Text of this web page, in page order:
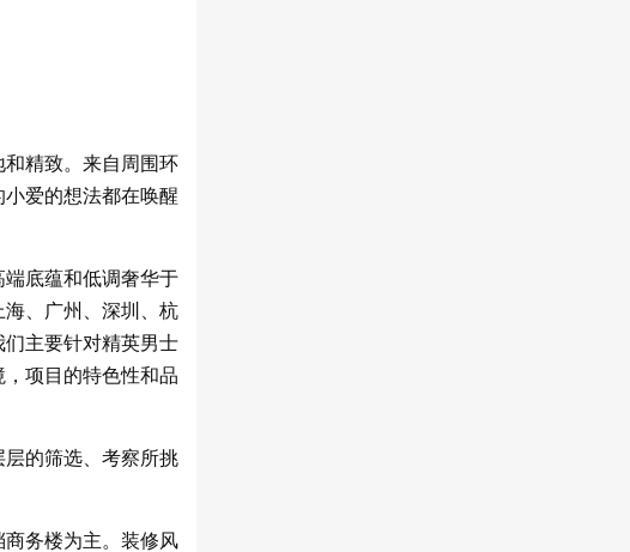
精致。来自周围环
爱的想法都在唤醒
端底蕴和低调奢华于
、广州、深圳、杭
主要针对精英男士
项目的特色性和品
的筛选、考察所挑
务楼为主。装修风